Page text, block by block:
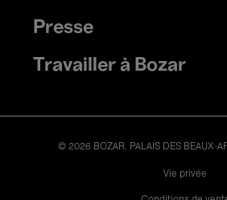
Presse
Travailler à Bozar
© 2026 BOZAR. PALAIS DES BEAUX-
Vie privée